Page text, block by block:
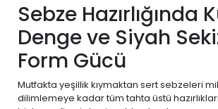
Sebze Hazırlığında
Denge ve Siyah
Form Gücü
Mutfakta yeşillik kıymaktan sert sebzeleri
dilimlemeye kadar tüm tahta üstü